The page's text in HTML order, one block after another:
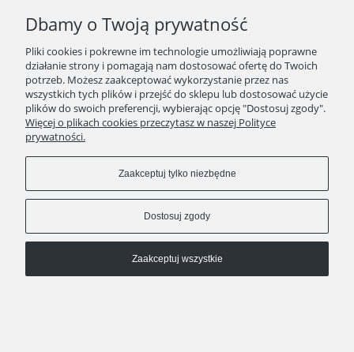
Dbamy o Twoją prywatność
Pliki cookies i pokrewne im technologie umożliwiają poprawne
działanie strony i pomagają nam dostosować ofertę do Twoich
potrzeb. Możesz zaakceptować wykorzystanie przez nas
wszystkich tych plików i przejść do sklepu lub dostosować użycie
plików do swoich preferencji, wybierając opcję "Dostosuj zgody".
Więcej o plikach cookies przeczytasz w naszej Polityce
prywatności.
Zaakceptuj tylko niezbędne
Dostosuj zgody
Zaakceptuj wszystkie